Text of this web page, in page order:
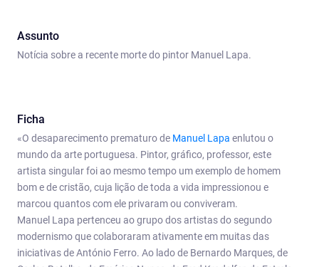
Assunto
Notícia sobre a recente morte do pintor Manuel Lapa.
Ficha
«O desaparecimento prematuro de Manuel Lapa enlutou o
mundo da arte portuguesa. Pintor, gráfico, professor, este
artista singular foi ao mesmo tempo um exemplo de homem
bom e de cristão, cuja lição de toda a vida impressionou e
marcou quantos com ele privaram ou conviveram.
Manuel Lapa pertenceu ao grupo dos artistas do segundo
modernismo que colaboraram ativamente em muitas das
iniciativas de António Ferro. Ao lado de Bernardo Marques, de